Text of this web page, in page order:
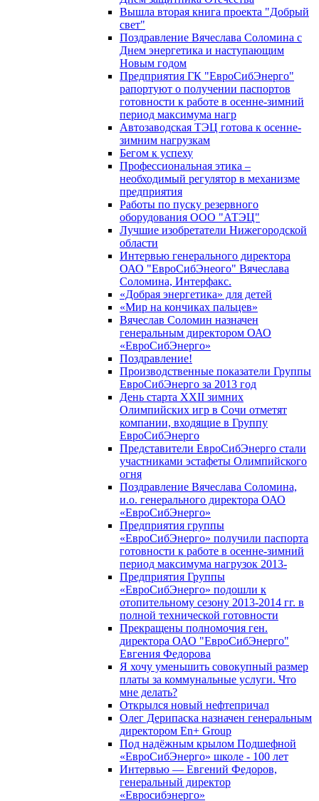
Вышла вторая книга проекта "Добрый
свет"
Поздравление Вячеслава Соломина с
Днем энергетика и наступающим
Новым годом
Предприятия ГК "ЕвроСибЭнерго"
рапортуют о получении паспортов
готовности к работе в осенне-зимний
период максимума нагр
Автозаводская ТЭЦ готова к осенне-
зимним нагрузкам
Бегом к успеху
Профессиональная этика –
необходимый регулятор в механизме
предприятия
Работы по пуску резервного
оборудования ООО "АТЭЦ"
Лучшие изобретатели Нижегородской
области
Интервью генерального директора
ОАО "ЕвроСибЭнеого" Вячеслава
Соломина, Интерфакс.
«Добрая энергетика» для детей
«Мир на кончиках пальцев»
Вячеслав Соломин назначен
генеральным директором ОАО
«ЕвроСибЭнерго»
Поздравление!
Производственные показатели Группы
ЕвроСибЭнерго за 2013 год
День старта XXII зимних
Олимпийских игр в Сочи отметят
компании, входящие в Группу
ЕвроСибЭнерго
Представители ЕвроСибЭнерго стали
участниками эстафеты Олимпийского
огня
Поздравление Вячеслава Соломина,
и.о. генерального директора ОАО
«ЕвроСибЭнерго»
Предприятия группы
«ЕвроСибЭнерго» получили паспорта
готовности к работе в осенне-зимний
период максимума нагрузок 2013-
Предприятия Группы
«ЕвроСибЭнерго» подошли к
отопительному сезону 2013-2014 гг. в
полной технической готовности
Прекращены полномочия ген.
директора ОАО "ЕвроСибЭнерго"
Евгения Федорова
Я хочу уменьшить совокупный размер
платы за коммунальные услуги. Что
мне делать?
Открылся новый нефтепричал
Олег Дерипаска назначен генеральным
директором En+ Group
Под надёжным крылом Подшефной
«ЕвроСибЭнерго» школе - 100 лет
Интервью — Евгений Федоров,
генеральный директор
«Евросибэнерго»